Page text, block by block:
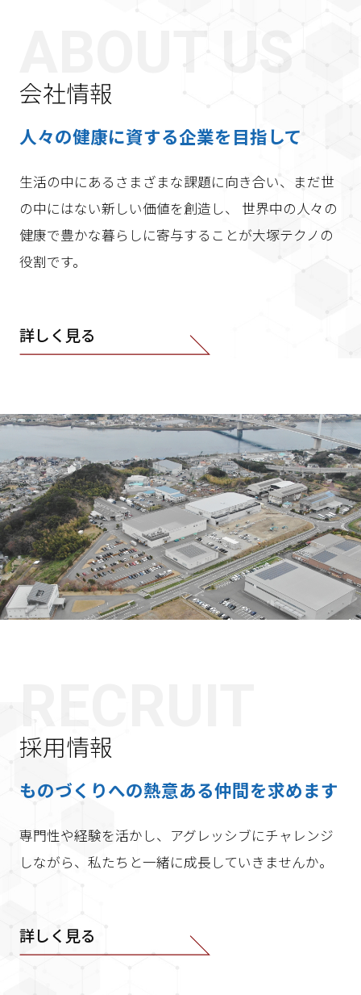
ABOUT US
会社情報
人々の健康に資する企業を目指して
生活の中にあるさまざまな課題に向き合い、まだ世
の中にはない新しい価値を創造し、 世界中の人々の
健康で豊かな暮らしに寄与することが大塚テクノの
役割です。
詳しく見る
RECRUIT
採用情報
ものづくりへの熱意ある仲間を求めます
専門性や経験を活かし、アグレッシブにチャレンジ
しながら、私たちと一緒に成長していきませんか。
詳しく見る